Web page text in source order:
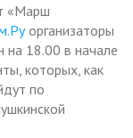
«Марш
организаторы
на 18.00 в начале
которых, как
по